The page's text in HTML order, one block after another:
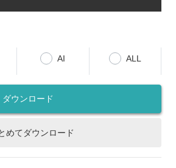
AI ALL
ダウンロード
めてダウンロード